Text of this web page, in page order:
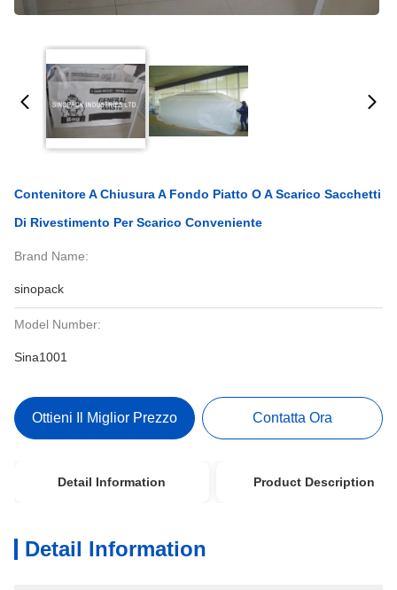
Contenitore A Chiusura A Fondo Piatto O A Scarico Sacchetti
Di Rivestimento Per Scarico Conveniente
Brand Name:
sinopack
Model Number:
Sina1001
Ottieni Il Miglior Prezzo Contatta Ora
Detail Information Product Description
Detail Information